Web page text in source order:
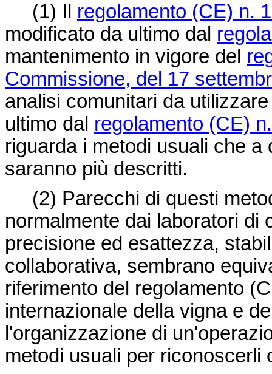
(1) Il regolamento (CE) n.
modificato da ultimo dal
mantenimento in vigore del
Commissione, del 17
analisi comunitari da
ultimo dal regolamento (CE)
riguarda i metodi usuali che a
saranno più descritti.
(2) Parecchi di questi
normalmente dai laboratori di
precisione ed esattezza,
collaborativa, sembrano
riferimento del regolamento
internazionale della vigna e
l'organizzazione di
metodi usuali per riconoscerli